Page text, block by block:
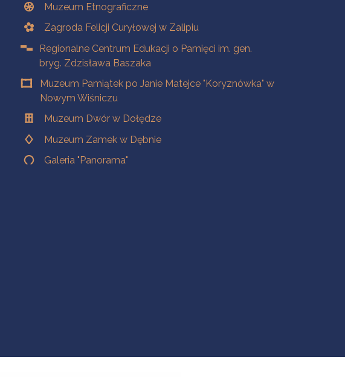
Muzeum Etnograficzne
Zagroda Felicji Curyłowej w Zalipiu
Regionalne Centrum Edukacji o Pamięci im. gen.
bryg. Zdzisława Baszaka
Muzeum Pamiątek po Janie Matejce "Koryznówka" w
Nowym Wiśniczu
Muzeum Dwór w Dołędze
Muzeum Zamek w Dębnie
Galeria "Panorama"